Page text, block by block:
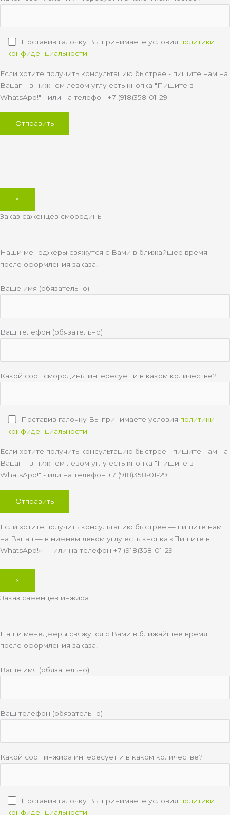
Поставив галочку Вы принимаете условия политики
конфиденциальности
Если хотите получить консультацию быстрее - пишите нам на
Вацап - в нижнем левом углу есть кнопка "Пишите в
WhatsApp!" - или на телефон +7 (918)358-01-29
×
Заказ саженцев смородины
Наши менеджеры свяжутся с Вами в ближайшее время
после оформления заказа!
Ваше имя (обязательно)
Ваш телефон (обязательно)
Какой сорт смородины интересует и в каком количестве?
Поставив галочку Вы принимаете условия политики
конфиденциальности
Если хотите получить консультацию быстрее - пишите нам на
Вацап - в нижнем левом углу есть кнопка "Пишите в
WhatsApp!" - или на телефон +7 (918)358-01-29
Если хотите получить консультацию быстрее — пишите нам
на Вацап — в нижнем левом углу есть кнопка «Пишите в
WhatsApp!» — или на телефон +7 (918)358-01-29
×
Заказ саженцев инжира
Наши менеджеры свяжутся с Вами в ближайшее время
после оформления заказа!
Ваше имя (обязательно)
Ваш телефон (обязательно)
Какой сорт инжира интересует и в каком количестве?
Поставив галочку Вы принимаете условия политики
конфиденциальности